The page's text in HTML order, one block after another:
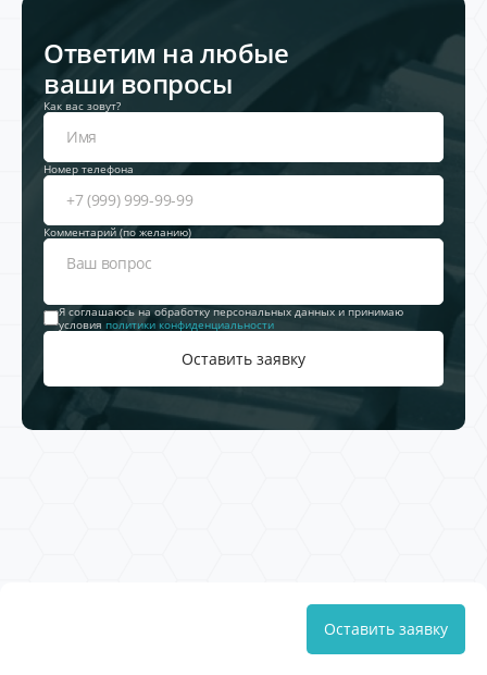
Ответим на любые
ваши вопросы
Как вас зовут?
Номер телефона
Комментарий (по желанию)
Я соглашаюсь на обработку персональных данных и принимаю
условия политики конфиденциальности
Оставить заявку
Оставить заявку